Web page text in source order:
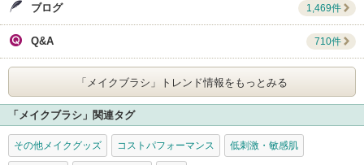
ブログ 1,469件
Q&A 710件
「メイクブラシ」 トレンド情報をもっとみる
「メイクブラシ」関連タグ
その他メイクグッズ コストパフォーマンス 低刺激・敏感肌